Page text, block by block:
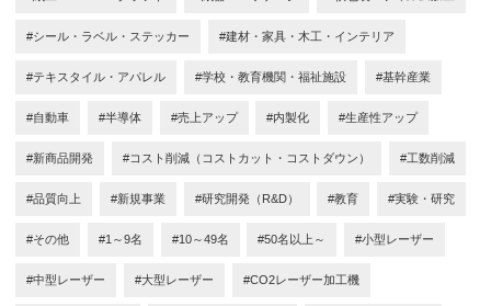
#シール・ラベル・ステッカー #建材・家具・木工・インテリア
#テキスタイル・アパレル #学校・教育機関・福祉施設 #基幹産業
#自動車 #半導体 #売上アップ #内製化 #生産性アップ
#新商品開発 #コスト削減（コストカット・コストダウン） #工数削減
#品質向上 #新規事業 #研究開発（R&D） #教育 #実験・研究
#その他 #1～9名 #10～49名 #50名以上～ #小型レーザー
#中型レーザー #大型レーザー #CO2レーザー加工機